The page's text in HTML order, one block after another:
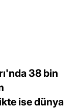
38 bin
ise dünya